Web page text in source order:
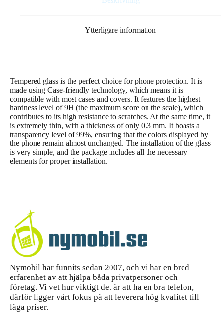
Ytterligare information
Tempered glass is the perfect choice for phone protection. It is
made using Case-friendly technology, which means it is
compatible with most cases and covers. It features the highest
hardness level of 9H (the maximum score on the scale), which
contributes to its high resistance to scratches. At the same time, it
is extremely thin, with a thickness of only 0.3 mm. It boasts a
transparency level of 99%, ensuring that the colors displayed by
the phone remain almost unchanged. The installation of the glass
is very simple, and the package includes all the necessary
elements for proper installation.
Nymobil har funnits sedan 2007, och vi har en bred
erfarenhet av att hjälpa båda privatpersoner och
företag. Vi vet hur viktigt det är att ha en bra telefon,
därför ligger vårt fokus på att leverera hög kvalitet till
låga priser.